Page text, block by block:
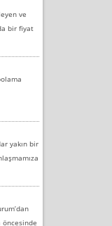
ve
bir fiyat
yakın bir
öncesinde